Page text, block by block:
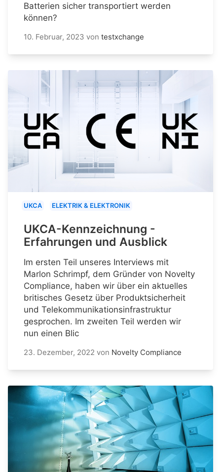
Batterien sicher transportiert werden
können?
10. Februar, 2023 von testxchange
UKCA ELEKTRIK & ELEKTRONIK
UKCA-Kennzeichnung -
Erfahrungen und Ausblick
Im ersten Teil unseres Interviews mit
Marlon Schrimpf, dem Gründer von Novelty
Compliance, haben wir über ein aktuelles
britisches Gesetz über Produktsicherheit
und Telekommunikationsinfrastruktur
gesprochen. Im zweiten Teil werden wir
nun einen Blic
23. Dezember, 2022 von Novelty Compliance